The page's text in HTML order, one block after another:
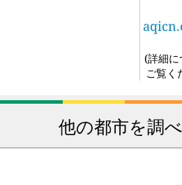
(詳細
ご覧く
他の都市を調